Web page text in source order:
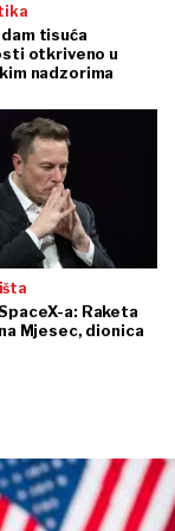
tisuća
otkriveno u
nadzorima
a: Raketa
Mjesec, dionica